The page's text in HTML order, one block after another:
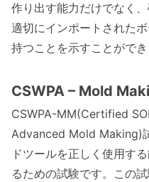
作り出す能力だけでなく
適切にインポートされた
持つことを示すことができ
CSWPA – Mold
CSWPA-MM(Certified
Advanced Mold Making)
ドツールを正しく使用す
るための試験です。この